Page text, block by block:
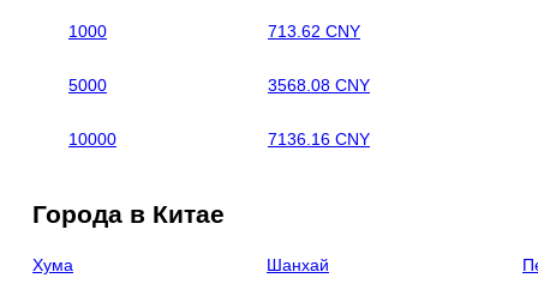
1000 713.62 CNY
5000 3568.08 CNY
10000 7136.16 CNY
Города в Китае
Хума Шанхай